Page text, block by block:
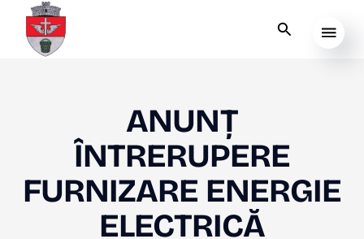
ANUNȚ
ÎNTRERUPERE
FURNIZARE ENERGIE
ELECTRICĂ